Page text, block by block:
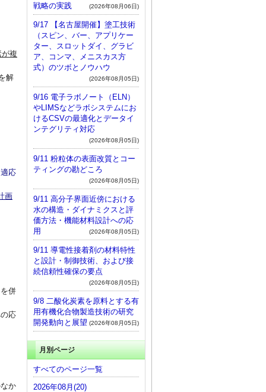
複
解
応
画
併
応
か
戦略の実践
(2026年08月06日)
9/17 【名古屋開催】塗工技術
（スピン、バー、アプリケー
ター、スロットダイ、グラビ
ア、コンマ、メニスカス方
式）のツボとノウハウ
(2026年08月05日)
9/16 電子ラボノート（ELN）
やLIMSなどラボシステムにお
けるCSVの最適化とデータイ
ンテグリティ対応
(2026年08月05日)
9/11 粉粒体の表面改質とコー
ティングの勘どころ
(2026年08月05日)
9/11 高分子界面近傍における
水の構造・ダイナミクスと評
価方法・機能材料設計への応
用
(2026年08月05日)
9/11 導電性接着剤の材料特性
と設計・制御技術、および接
続信頼性確保の要点
(2026年08月05日)
9/8 二酸化炭素を原料とする有
用有機化合物製造技術の研究
開発動向と展望 (2026年08月05日)
月別ページ
すべてのページ一覧
2026年08月(20)